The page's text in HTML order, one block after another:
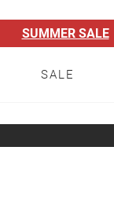
SUMMER SALE
SALE